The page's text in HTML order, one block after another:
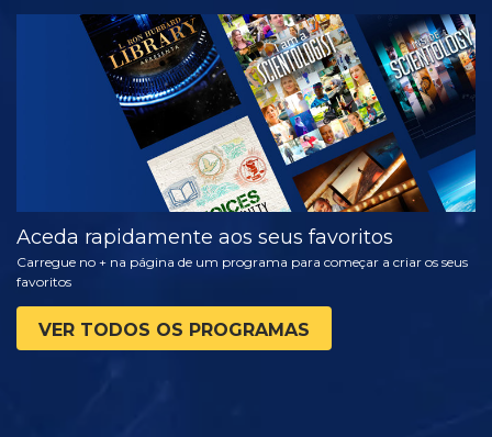
VER
EXPLORAR A
SÉRIE
Aceda rapidamente aos seus favoritos
Carregue no + na página de um programa para começar a criar os seus
favoritos
VER TODOS OS PROGRAMAS